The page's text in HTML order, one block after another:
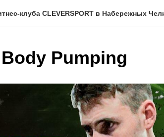
клуба CLEVERSPORT в Набережных
Pumping